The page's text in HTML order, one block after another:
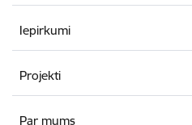
Iepirkumi
Projekti
Par mums